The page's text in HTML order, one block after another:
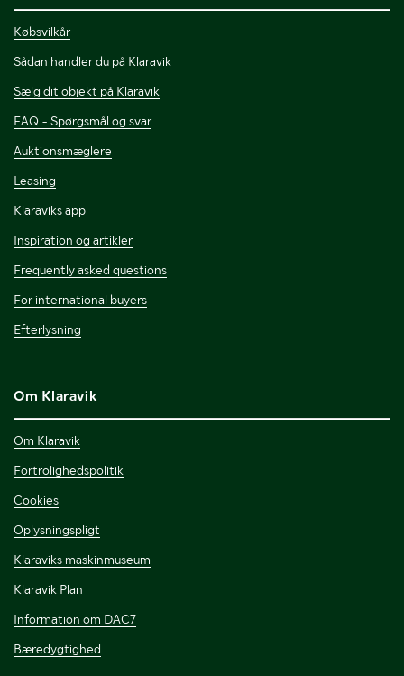
Købsvilkår
Sådan handler du på Klaravik
Sælg dit objekt på Klaravik
FAQ - Spørgsmål og svar
Auktionsmæglere
Leasing
Klaraviks app
Inspiration og artikler
Frequently asked questions
For international buyers
Efterlysning
Om Klaravik
Om Klaravik
Fortrolighedspolitik
Cookies
Oplysningspligt
Klaraviks maskinmuseum
Klaravik Plan
Information om DAC7
Bæredygtighed